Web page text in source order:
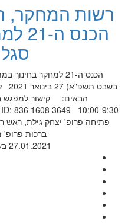
רשות המחקר,
הכנס
הכנס ה-21 למחקר
ID: 836 1608 3649 10:00-9:30
פתיחה פרופ' יצחק גילת, ראש
ברכות פרופ'
27.01.2021 בשעה 17:00-09:00